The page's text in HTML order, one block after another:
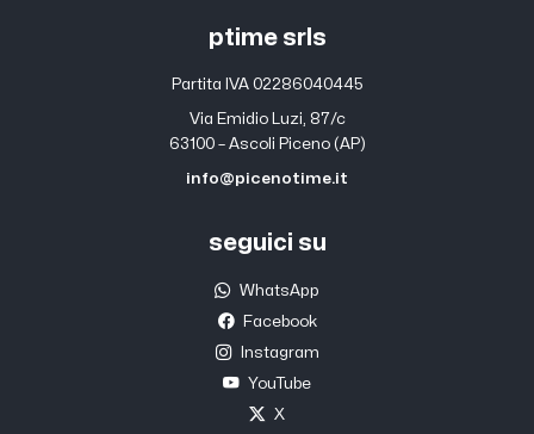
ptime srls
Partita IVA 02286040445
Via Emidio Luzi, 87/c
63100 – Ascoli Piceno (AP)
info@picenotime.it
seguici su
WhatsApp
Facebook
Instagram
YouTube
X